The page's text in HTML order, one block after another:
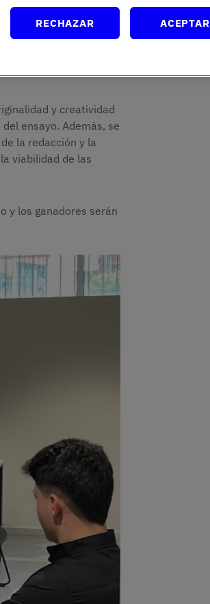
y espacios donde
de UNIE
del derecho
y creatividad
ensayo. Además, se
la redacción y la
viabilidad de las
y los ganadores serán
RECHAZAR ACEPTAR